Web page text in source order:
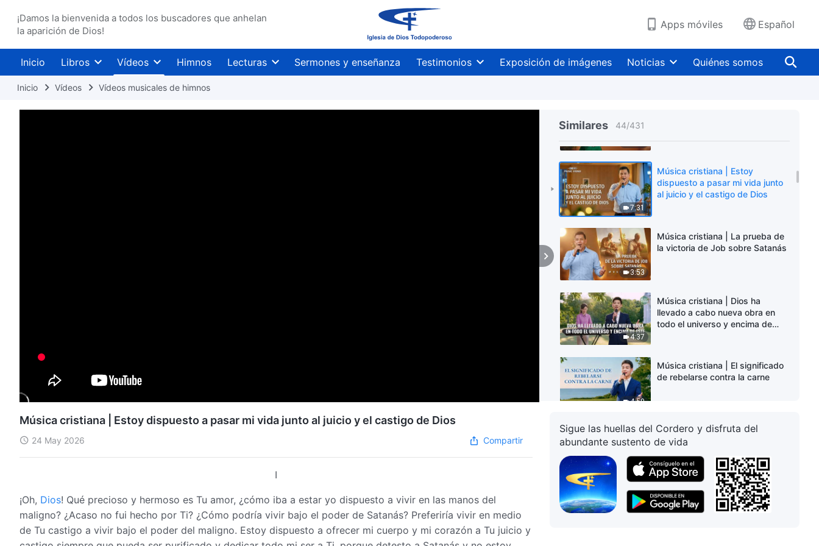
¡Damos la bienvenida a todos los buscadores que anhelan
la aparición de Dios!
Apps móviles Español
Inicio Libros Vídeos Himnos Lecturas Sermones y enseñanza Testimonios Exposición de imágenes Noticias Quiénes somos
Inicio Vídeos Vídeos musicales de himnos
Similares 44/431
6:18
5:03
7:31
Música cristiana | Estoy
dispuesto a pasar mi vida junto
al juicio y el castigo de Dios
3:53
Música cristiana | La prueba de
la victoria de Job sobre Satanás
4:37
Música cristiana | Dios ha
llevado a cabo nueva obra en
todo el universo y encima de
4:50
Música cristiana | El significado
de rebelarse contra la carne
4:40
Música cristiana | Todo está
bajo la soberanía de Dios
Música cristiana | ¿Cuál es la
causa del dolor de la gente?
Música cristiana | Estoy dispuesto a pasar mi vida junto al juicio y el castigo de Dios
24 May 2026 Compartir
I
¡Oh, Dios! Qué precioso y hermoso es Tu amor, ¿cómo iba a estar yo dispuesto a vivir en las manos del
maligno? ¿Acaso no fui hecho por Ti? ¿Cómo podría vivir bajo el poder de Satanás? Preferiría vivir en medio
de Tu castigo a vivir bajo el poder del maligno. Estoy dispuesto a ofrecer mi cuerpo y mi corazón a Tu juicio y
Sigue las huellas del Cordero y disfruta del
abundante sustento de vida